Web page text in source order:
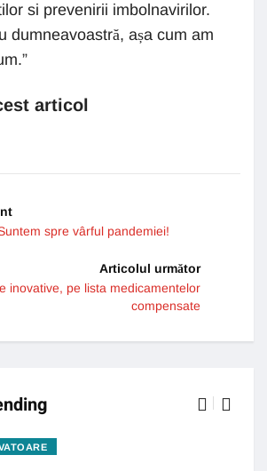
si prevenirii imbolnavirilor.
dumneavoastră, așa cum am
articol
spre vârful pandemiei!
Articolul următor
inovative, pe lista medicamentelor
compensate